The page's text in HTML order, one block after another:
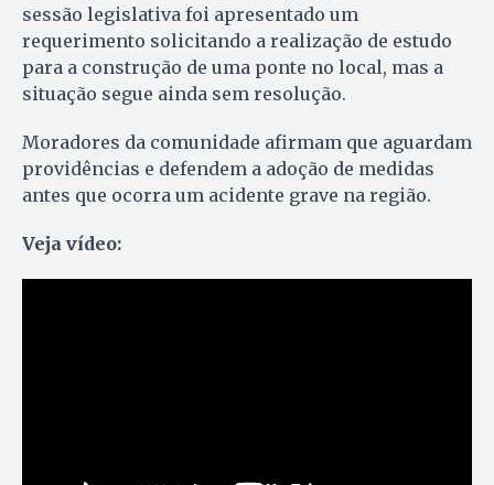
sessão legislativa foi apresentado um
requerimento solicitando a realização de estudo
para a construção de uma ponte no local, mas a
situação segue ainda sem resolução.
Moradores da comunidade afirmam que aguardam
providências e defendem a adoção de medidas
antes que ocorra um acidente grave na região.
Veja vídeo: